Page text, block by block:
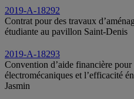
2019-A-18292
Contrat pour des travaux
étudiante au pavillon Saint‑Denis
2019-A-18293
Convention d’aide financière pour
électromécaniques et l’efficacité
Jasmin